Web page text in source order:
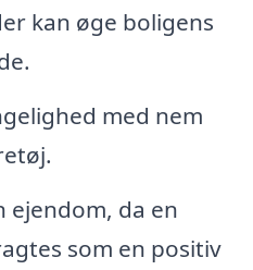
kan øge boligens
med nem
da en
som en positiv